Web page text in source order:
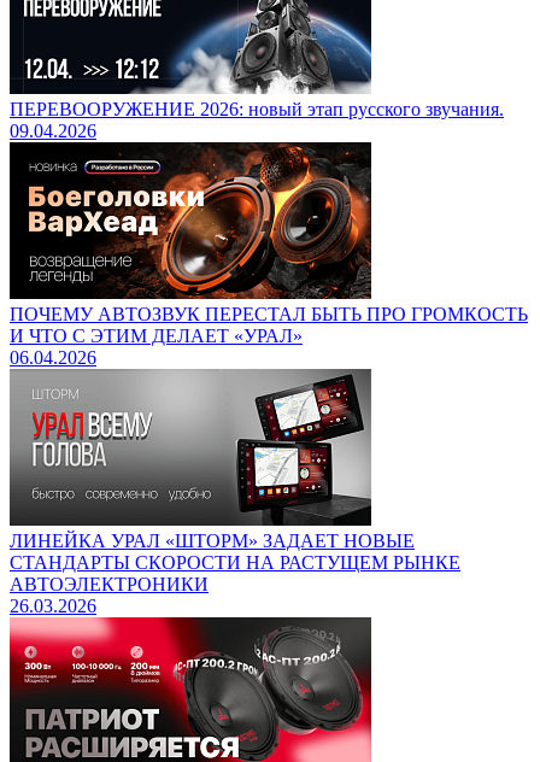
ПЕРЕВООРУЖЕНИЕ 2026: новый этап русского звучания.
09.04.2026
ПОЧЕМУ АВТОЗВУК ПЕРЕСТАЛ БЫТЬ ПРО ГРОМКОСТЬ
И ЧТО С ЭТИМ ДЕЛАЕТ «УРАЛ»
06.04.2026
ЛИНЕЙКА УРАЛ «ШТОРМ» ЗАДАЕТ НОВЫЕ
СТАНДАРТЫ СКОРОСТИ НА РАСТУЩЕМ РЫНКЕ
АВТОЭЛЕКТРОНИКИ
26.03.2026